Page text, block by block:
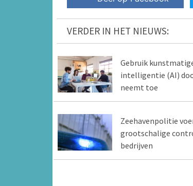
VERDER IN HET NIEUWS:
Gebruik
intelligentie (AI)
neemt toe
Zeehavenpolitie
grootschalige
bedrijven